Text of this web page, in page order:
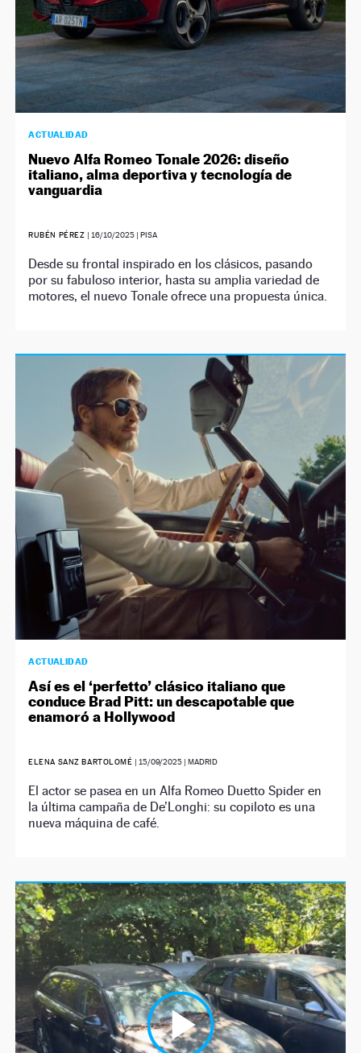
ACTUALIDAD
Nuevo Alfa Romeo Tonale 2026: diseño
italiano, alma deportiva y tecnología de
vanguardia
RUBÉN PÉREZ | 16/10/2025 | PISA
Desde su frontal inspirado en los clásicos, pasando
por su fabuloso interior, hasta su amplia variedad de
motores, el nuevo Tonale ofrece una propuesta única.
ACTUALIDAD
Así es el ‘perfetto’ clásico italiano que
conduce Brad Pitt: un descapotable que
enamoró a Hollywood
ELENA SANZ BARTOLOMÉ |15/09/2025 | MADRID
El actor se pasea en un Alfa Romeo Duetto Spider en
la última campaña de De’Longhi: su copiloto es una
nueva máquina de café.